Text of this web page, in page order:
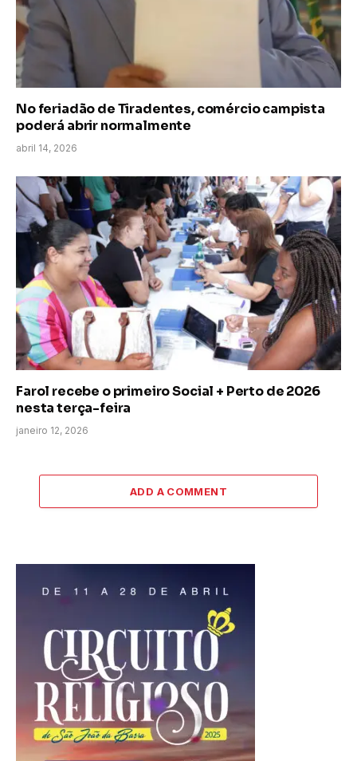
No feriadão de Tiradentes, comércio campista
poderá abrir normalmente
abril 14, 2026
Farol recebe o primeiro Social + Perto de 2026
nesta terça-feira
janeiro 12, 2026
ADD A COMMENT